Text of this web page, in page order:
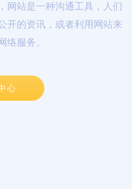
网站是一种沟通工具，人们
开的资讯，或者利用网站来
络服务。
心